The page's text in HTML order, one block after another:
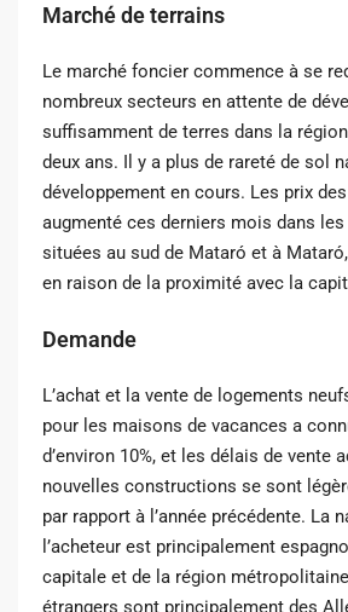
Marché de terrains
Le marché foncier commence à se
nombreux secteurs en attente de
suffisamment de terres dans la
deux ans. Il y a plus de rareté de sol
développement en cours. Les prix
augmenté ces derniers mois dans
situées au sud de Mataró et à
en raison de la proximité avec la
Demande
L’achat et la vente de logements
pour les maisons de vacances a
d’environ 10%, et les délais de vente
nouvelles constructions se sont
par rapport à l’année précédente. La
l’acheteur est principalement
capitale et de la région
étrangers sont principalement des